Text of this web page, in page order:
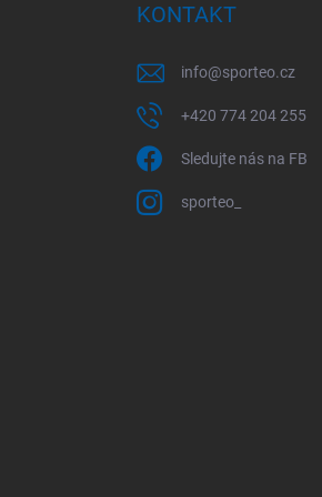
KONTAKT
info@sporteo.cz
+420 774 204 255
Sledujte nás na FB
sporteo_